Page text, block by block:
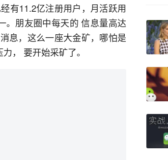
有11.2亿注册用户，月活跃用
。朋友圈中每天的 信息量高达
息，这么一座大金矿，哪怕是
， 要开始采矿了。